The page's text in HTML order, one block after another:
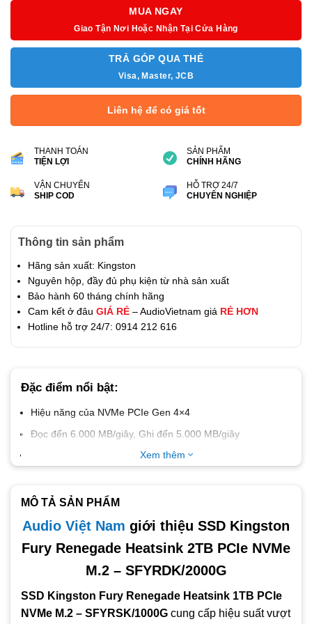
MUA NGAY
Giao Tận Nơi Hoặc Nhận Tại Cửa Hàng
TRẢ GÓP QUA THẺ
Visa, Master, JCB
Liên hệ để có giá tốt
THANH TOÁN
TIỆN LỢI
SẢN PHẨM
CHÍNH HÃNG
VẬN CHUYỂN
SHIP COD
HỖ TRỢ 24/7
CHUYÊN NGHIỆP
Thông tin sản phẩm
Hãng sản xuất: Kingston
Nguyên hộp, đầy đủ phụ kiện từ nhà sản xuất
Bảo hành 60 tháng chính hãng
Cam kết ở đâu GIÁ RẺ – AudioVietnam giá RẺ HƠN
Hotline hỗ trợ 24/7: 0914 212 616
Đặc điểm nổi bật:
Hiệu năng của NVMe PCIe Gen 4×4
Đọc đến 6.000 MB/giây, Ghi đến 5.000 MB/giây
Lý tưởng cho các bộ lưu trữ cần tốc độ cao
Bao gồm phần mềm sao chép Acronis
Xem thêm
MÔ TẢ SẢN PHẨM
Audio Việt Nam giới thiệu SSD Kingston
Fury Renegade Heatsink 2TB PCIe NVMe
M.2 – SFYRDK/2000G
SSD Kingston Fury Renegade Heatsink 1TB PCIe
NVMe M.2 – SFYRSK/1000G cung cấp hiệu suất vượt